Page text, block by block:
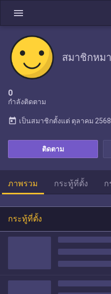
menu
สมาชิกหม
0
กำลังติดตาม
ติดตาม
today เป็นสมาชิกตั้งแต่ ตุลาคม 2568
ภาพรวม กระทู้ที่ตั้ง ก
กระทู้ที่ตั้ง